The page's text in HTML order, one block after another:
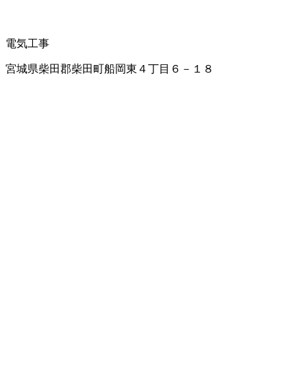
電気工事
宮城県柴田郡柴田町船岡東４丁目６－１８